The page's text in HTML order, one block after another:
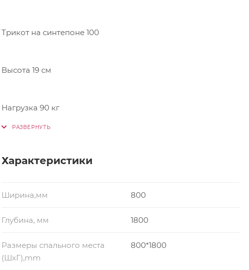
Трикот на синтепоне 100
Высота 19 см
Нагрузка 90 кг
Характеристики
Ширина,мм 800
Глубина, мм 1800
Размеры спального места
(ШхГ),mm
800*1800